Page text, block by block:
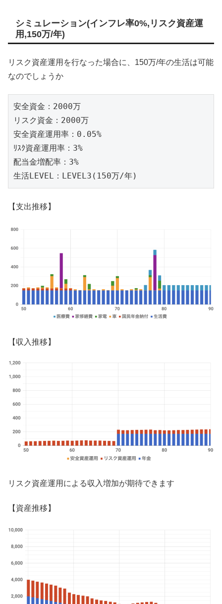
シミュレーション(インフレ率0%,リスク資産運
用,150万/年)
リスク資産運用を行なった場合に、150万/年の生活は可能
なのでしょうか
安全資金：2000万
リスク資金：2000万
安全資産運用率：0.05%
ﾘｽｸ資産運用率：3%
配当金増配率：3%
生活LEVEL：LEVEL3(150万/年)
【支出推移】
【収入推移】
リスク資産運用による収入増加が期待できます
【資産推移】